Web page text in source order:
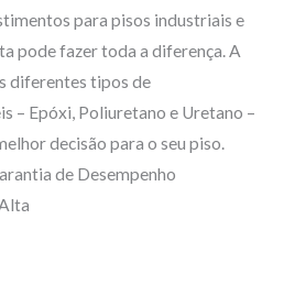
para pisos industriais e
pode fazer toda a diferença. A
diferentes tipos de
– Epóxi, Poliuretano e Uretano –
decisão para o seu piso.
de Desempenho